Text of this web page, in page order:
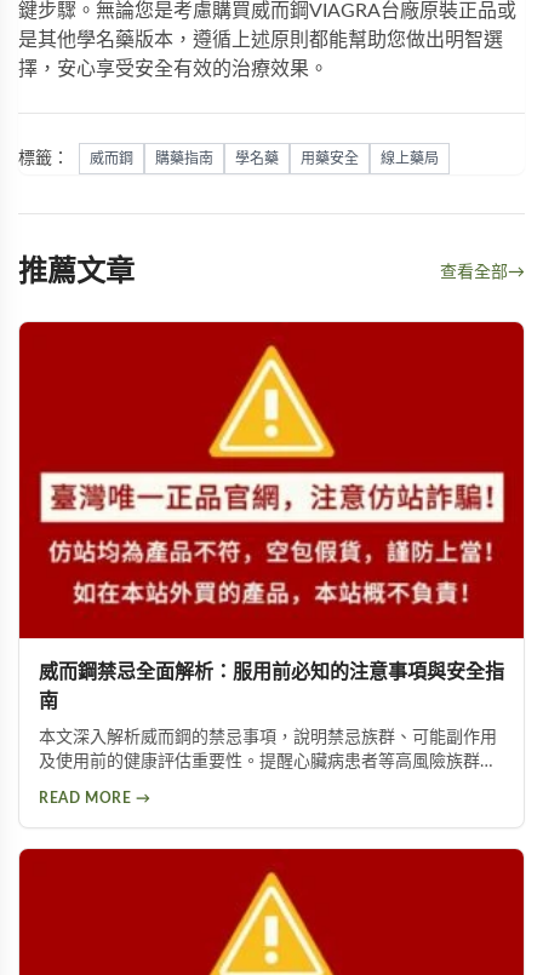
鍵步驟。無論您是考慮購買威而鋼VIAGRA台廠原裝正品或
是其他學名藥版本，遵循上述原則都能幫助您做出明智選
擇，安心享受安全有效的治療效果。
標籤： 威而鋼 購藥指南 學名藥 用藥安全 線上藥局
推薦文章 查看全部→
威而鋼禁忌全面解析：服用前必知的注意事項與安全指
南
本文深入解析威而鋼的禁忌事項，說明禁忌族群、可能副作用
及使用前的健康評估重要性。提醒心臟病患者等高風險族群應
READ MORE →